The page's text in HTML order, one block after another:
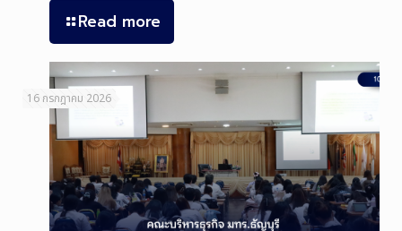
Read more
16 กรกฎาคม 2026